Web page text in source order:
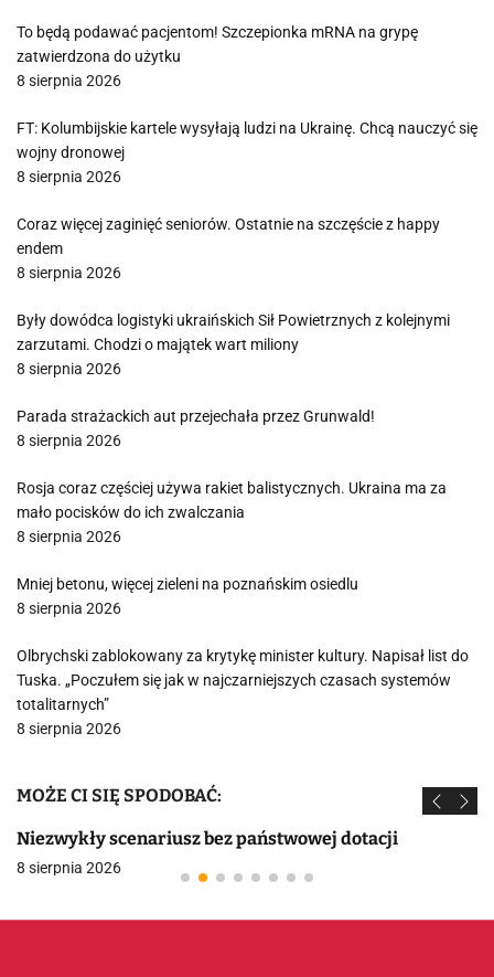
To będą podawać pacjentom! Szczepionka mRNA na grypę
zatwierdzona do użytku
8 sierpnia 2026
FT: Kolumbijskie kartele wysyłają ludzi na Ukrainę. Chcą nauczyć się
wojny dronowej
8 sierpnia 2026
Coraz więcej zaginięć seniorów. Ostatnie na szczęście z happy
endem
8 sierpnia 2026
Były dowódca logistyki ukraińskich Sił Powietrznych z kolejnymi
zarzutami. Chodzi o majątek wart miliony
8 sierpnia 2026
Parada strażackich aut przejechała przez Grunwald!
8 sierpnia 2026
Rosja coraz częściej używa rakiet balistycznych. Ukraina ma za
mało pocisków do ich zwalczania
8 sierpnia 2026
Mniej betonu, więcej zieleni na poznańskim osiedlu
8 sierpnia 2026
Olbrychski zablokowany za krytykę minister kultury. Napisał list do
Tuska. „Poczułem się jak w najczarniejszych czasach systemów
totalitarnych”
8 sierpnia 2026
MOŻE CI SIĘ SPODOBAĆ:
Niezwykły scenariusz bez państwowej dotacji
8 sierpnia 2026